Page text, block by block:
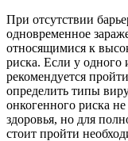
При отсутствии
одновременное
относящимися к
риска. Если у одного
рекомендуется
определить типы
онкогенного риска
здоровья, но для
стоит пройти